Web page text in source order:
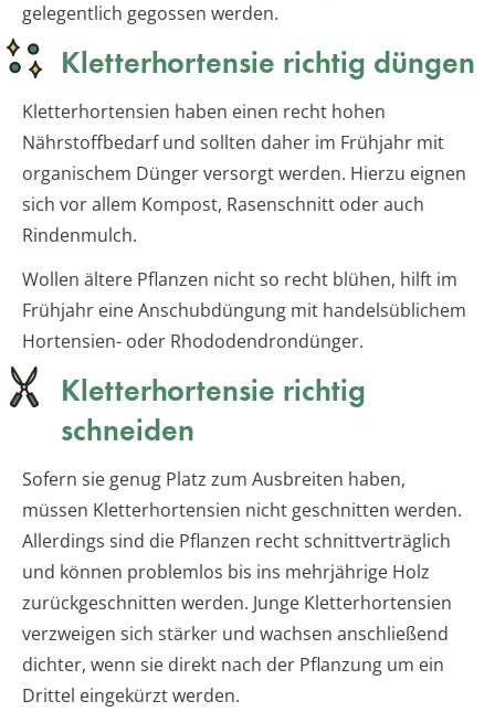
gelegentlich gegossen werden.
Kletterhortensie richtig düngen
Kletterhortensien haben einen recht hohen
Nährstoffbedarf und sollten daher im Frühjahr mit
organischem Dünger versorgt werden. Hierzu eignen
sich vor allem Kompost, Rasenschnitt oder auch
Rindenmulch.
Wollen ältere Pflanzen nicht so recht blühen, hilft im
Frühjahr eine Anschubdüngung mit handelsüblichem
Hortensien- oder Rhododendrondünger.
Kletterhortensie richtig
schneiden
Sofern sie genug Platz zum Ausbreiten haben,
müssen Kletterhortensien nicht geschnitten werden.
Allerdings sind die Pflanzen recht schnittverträglich
und können problemlos bis ins mehrjährige Holz
zurückgeschnitten werden. Junge Kletterhortensien
verzweigen sich stärker und wachsen anschließend
dichter, wenn sie direkt nach der Pflanzung um ein
Drittel eingekürzt werden.